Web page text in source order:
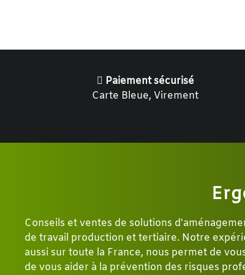
Paiement sécurisé
Carte Bleue, Virement
Conseils et ventes de solutions
de travail production et tertiaire. Notre
aussi sur toute la France, nous permet de
de vous aider à la prévention des risques